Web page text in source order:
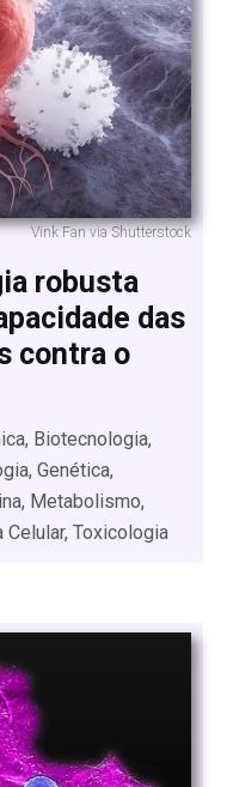
Vink Fan via Shutterstock
robusta
das
contra o
Biotecnologia,
Genética,
Metabolismo,
Toxicologia